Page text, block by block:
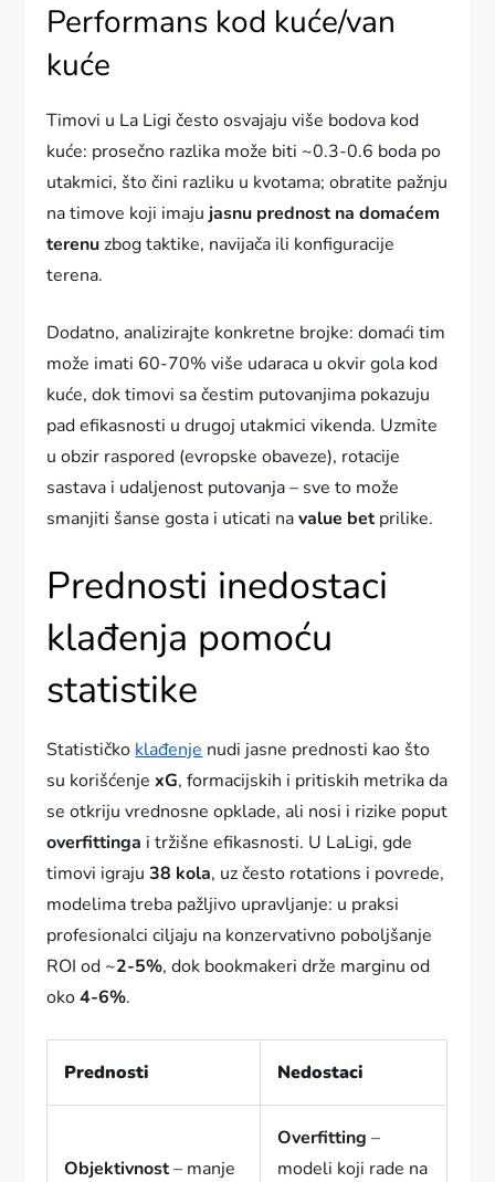
Performans kod kuće/van
kuće
Timovi u La Ligi često osvajaju više bodova kod
kuće: prosečno razlika može biti ~0.3-0.6 boda po
utakmici, što čini razliku u kvotama; obratite pažnju
na timove koji imaju jasnu prednost na domaćem
terenuzbog taktike, navijača ili konfiguracije
terena.
Dodatno, analizirajte konkretne brojke: domaći tim
može imati 60-70% više udaraca u okvir gola kod
kuće, dok timovi sa čestim putovanjima pokazuju
pad efikasnosti u drugoj utakmici vikenda. Uzmite
u obzir raspored (evropske obaveze), rotacije
sastava i udaljenost putovanja – sve to može
smanjiti šanse gosta i uticati navalue betprilike.
Prednosti inedostaci
klađenja pomoću
statistike
Statističko klađenje nudi jasne prednosti kao što
su korišćenjexG, formacijskih i pritiskih metrika da
se otkriju vrednosne opklade, ali nosi i rizike poput
overfittinga i tržišne efikasnosti. U LaLigi, gde
timovi igraju38 kola, uz često rotations i povrede,
modelima treba pažljivo upravljanje: u praksi
profesionalci ciljaju na konzervativno poboljšanje
ROI od ~2-5%, dok bookmakeri drže marginu od
oko4-6%.
Prednosti Nedostaci
Objektivnost– manje
Overfitting –
modeli koji rade na